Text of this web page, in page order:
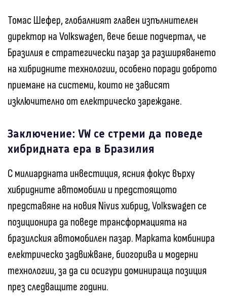
Томас Шефер, глобалният главен изпълнителен
директор на Volkswagen, вече беше подчертал, че
Бразилия е стратегически пазар за разширяването
на хибридните технологии, особено поради доброто
приемане на системи, които не зависят
изключително от електрическо зареждане.
Заключение: VW се стреми да поведе
хибридната ера в Бразилия
С милиардната инвестиция, ясния фокус върху
хибридните автомобили и предстоящото
представяне на новия Nivus хибрид, Volkswagen се
позиционира да поведе трансформацията на
бразилския автомобилен пазар. Марката комбинира
електрическо задвижване, биогорива и модерни
технологии, за да си осигури доминираща позиция
през следващите години.